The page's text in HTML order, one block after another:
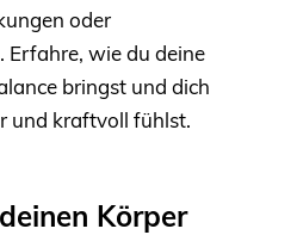
oder
Erfahre, wie du deine
bringst und dich
und kraftvoll fühlst.
Körper